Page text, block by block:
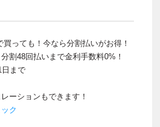
っても！今なら分割払いがお得！
割48回払いまで金利手数料0%！
日まで
ーションもできます！
ク